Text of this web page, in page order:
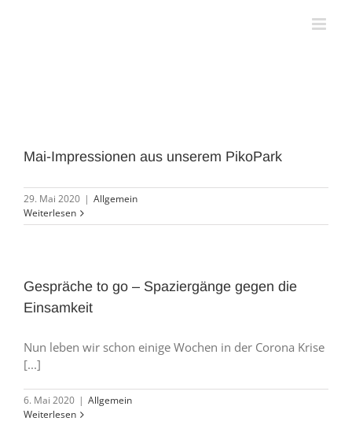
Mai-Impressionen aus unserem PikoPark
29. Mai 2020 | Allgemein
Weiterlesen
Gespräche to go – Spaziergänge gegen die
Einsamkeit
Nun leben wir schon einige Wochen in der Corona Krise
[...]
6. Mai 2020 | Allgemein
Weiterlesen